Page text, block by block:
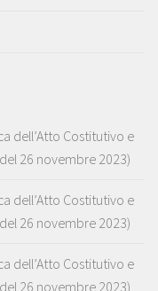
dell’Atto Costitutivo e
26 novembre 2023)
dell’Atto Costitutivo e
26 novembre 2023)
dell’Atto Costitutivo e
26 novembre 2023)